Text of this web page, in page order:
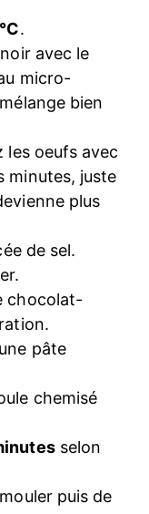
.
avec le
micro-
bien
les oeufs avec
minutes, juste
plus
de sel.
chocolat-
pâte
chemisé
selon
puis de